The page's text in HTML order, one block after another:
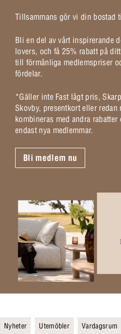
Tillsammans gör vi din bostad
Bli en del av vårt inspirerande
lovers, och få 25% rabatt på
till förmånliga medlemspriser
fördelar.
*Gäller inte Fast lågt pris,
Skovby, presentkort eller redan
kombineras med andra
endast nya medlemmar.
Bli medlem nu
Nyheter Utemöbler Vardagsrum